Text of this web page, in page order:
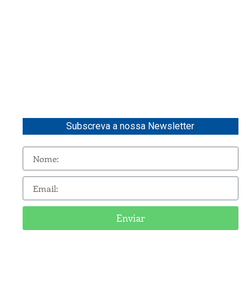
Subscreva a nossa Newsletter
Enviar